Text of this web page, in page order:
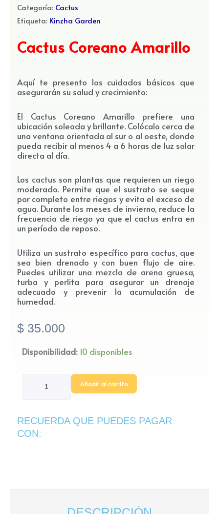
Categoría: Cactus
Etiqueta: Kinzha Garden
Cactus Coreano Amarillo
Aquí te presento los cuidados básicos que
asegurarán su salud y crecimiento:
El Cactus Coreano Amarillo prefiere una
ubicación soleada y brillante. Colócalo cerca de
una ventana orientada al sur o al oeste, donde
pueda recibir al menos 4 a 6 horas de luz solar
directa al día.
Los cactus son plantas que requieren un riego
moderado. Permite que el sustrato se seque
por completo entre riegos y evita el exceso de
agua. Durante los meses de invierno, reduce la
frecuencia de riego ya que el cactus entra en
un período de reposo.
Utiliza un sustrato específico para cactus, que
sea bien drenado y con buen flujo de aire.
Puedes utilizar una mezcla de arena gruesa,
turba y perlita para asegurar un drenaje
adecuado y prevenir la acumulación de
humedad.
$ 35.000
Disponibilidad: 10 disponibles
Cactus
Añadir al carrito
RECUERDA QUE PUEDES PAGAR
CON: